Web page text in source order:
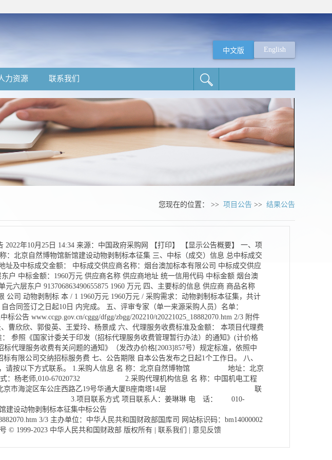
中文版 English
力资源 联系我们
您现在的位置： >> 项目公告 >> 结果公告
年10月25日 14:34 来源：中国政府采购网 【打印】 【显示公告概要】 一、项
称：北京自然博物馆新馆建设动物剥制标本征集 三、中标（成交）信息 总中标成交
址及中标成交金额： 中标成交供应商名称：烟台澳加标本有限公司 中标成交供应
户 中标金额：1960万元 供应商名称 供应商地址 统一信用代码 中标金额 烟台澳
六层东户 913706863490655875 1960 万元 四、主要标的信息 供应商 商品名称
公司 动物剥制标 本 / 1 1960万元 1960万元 / 采购需求：动物剥制标本征集，共计
合同签订之日起10日 内完成。 五、评审专家（单一来源采购人员）名单：
公告 www.ccgp.gov.cn/cggg/dfgg/zbgg/202210/t20221025_18882070.htm 2/3 附件
曹欣欣、郭俊英、王爱玲、杨景成 六、代理服务收费标准及金额： 本项目代理费
参照《国家计委关于印发（招标代理服务收费管理暂行办法）的通知》(计价格
代理服务收费有关问题的通知》（发改办价格[2003]857号）规定标准，依照中
有限公司交纳招标服务费 七、公告期限 自本公告发布之日起1个工作日。 八、
，请按以下方式联系。 1.采购人信息 名 称：北京自然博物馆 地址：北京
师,010-67020732 2.采购代理机构信息 名 称：中国机电工程
区车公庄西路乙19号华通大厦B座南塔14层 联
3.项目联系方式 项目联系人：姜琳琳 电 话： 010-
建设动物剥制标本征集中标公告
3/3 主办单位：中华人民共和国财政部国库司 网站标识码：bm14000002
号 © 1999-2023 中华人民共和国财政部 版权所有 | 联系我们 | 意见反馈